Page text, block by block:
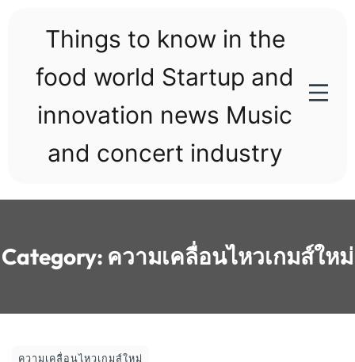
Things to know in the
food world Startup and
innovation news Music
and concert industry
Category: ความเคลื่อนไหวเกมส์ใหม่
ความเคลื่อนไหวเกมส์ใหม่